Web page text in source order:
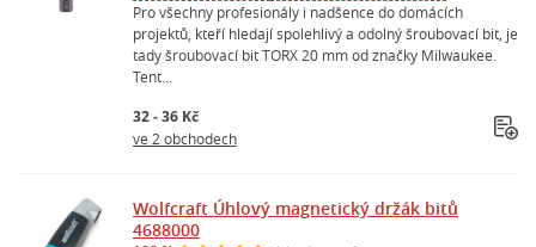
Pro všechny profesionály i nadšence do domácích
projektů, kteří hledají spolehlivý a odolný šroubovací bit, je
tady šroubovací bit TORX 20 mm od značky Milwaukee.
Tent...
32 - 36 Kč
ve 2 obchodech
Wolfcraft Úhlový magnetický držák bitů
4688000